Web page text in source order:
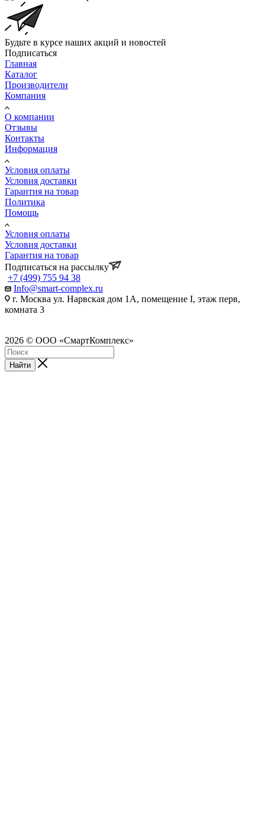
Будьте в курсе наших акций и новостей
Подписаться
Главная
Каталог
Производители
Компания
О компании
Отзывы
Контакты
Информация
Условия оплаты
Условия доставки
Гарантия на товар
Политика
Помощь
Условия оплаты
Условия доставки
Гарантия на товар
Подписаться на рассылку
+7 (499) 755 94 38
Info@smart-complex.ru
г. Москва ул. Нарвская дом 1А, помещение I, этаж перв,
комната 3
2026 © ООО «СмартКомплекс»
Найти